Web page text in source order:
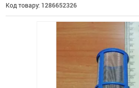
Код товару: 1286652326